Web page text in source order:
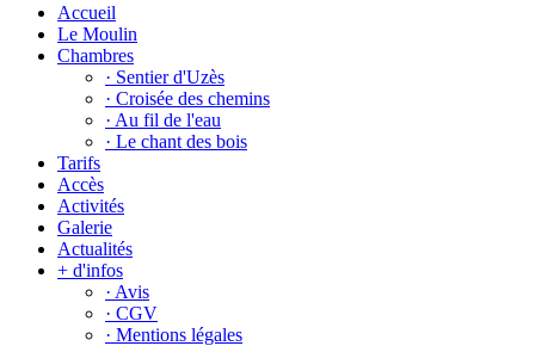
Accueil
Le Moulin
Chambres
· Sentier d'Uzès
· Croisée des chemins
· Au fil de l'eau
· Le chant des bois
Tarifs
Accès
Activités
Galerie
Actualités
+ d'infos
· Avis
· CGV
· Mentions légales